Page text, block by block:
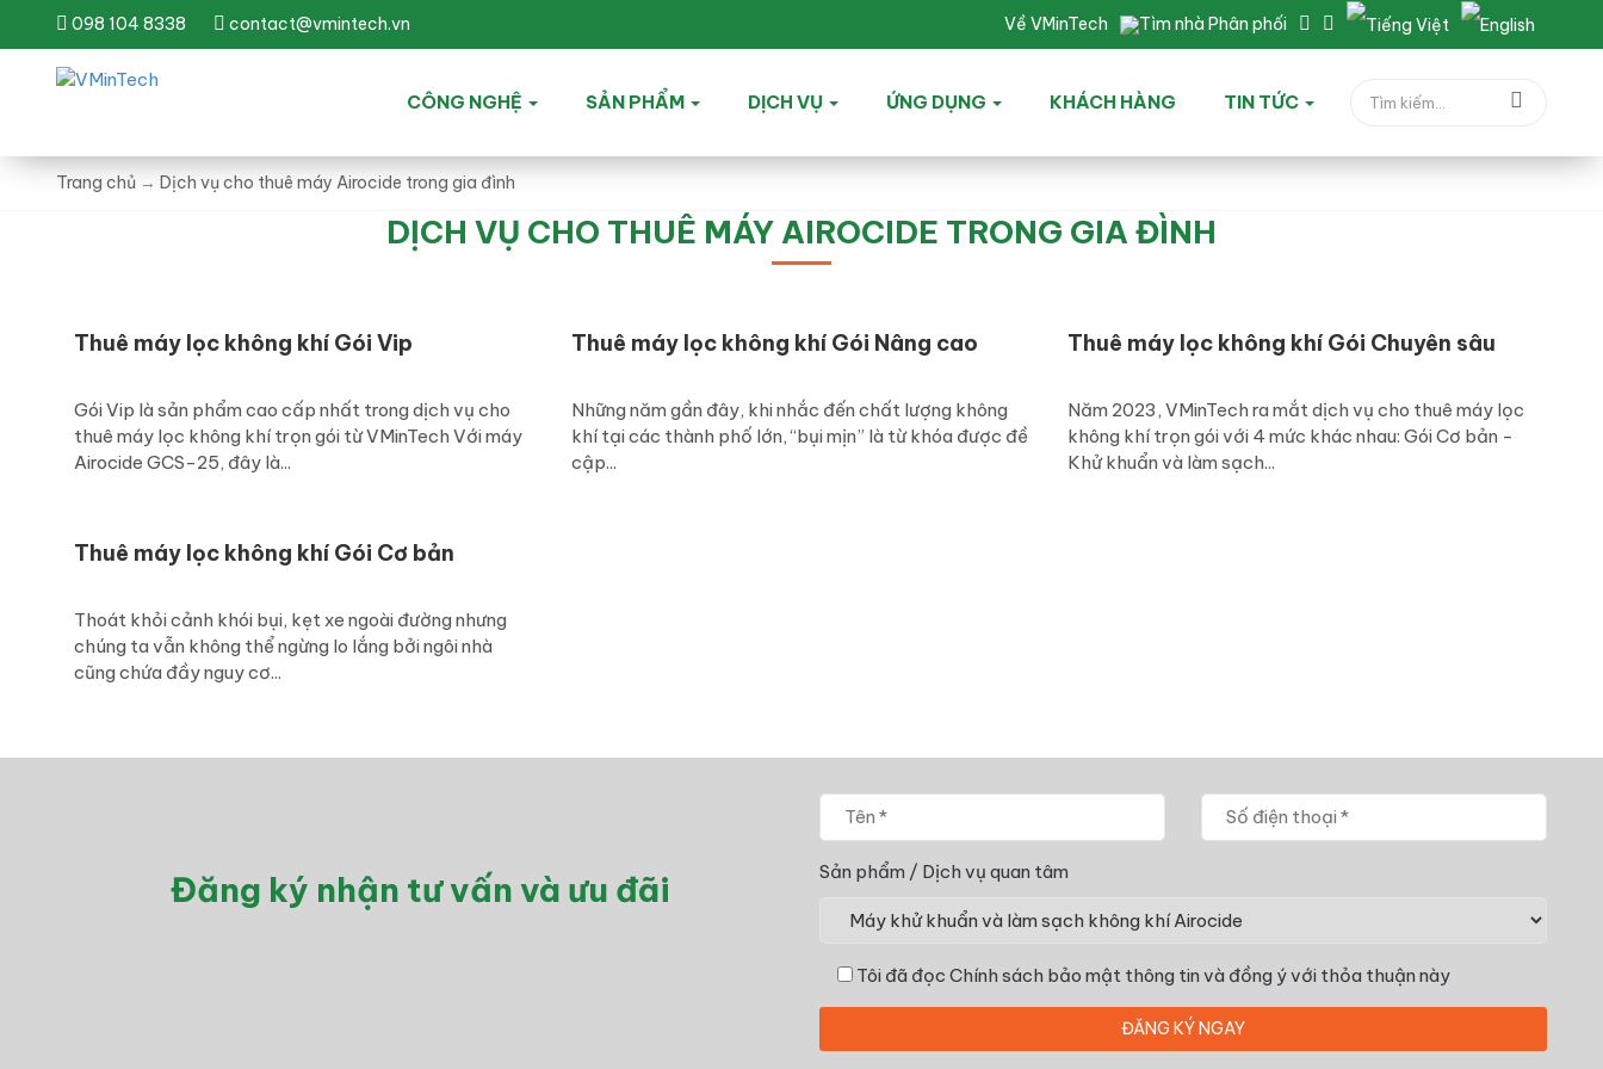
098 104 8338 contact@vmintech.vn Về VMinTech Tìm nhà Phân phối
CÔNG NGHỆ SẢN PHẨM DỊCH VỤ ỨNG DỤNG KHÁCH HÀNG TIN TỨC
Trang chủ → Dịch vụ cho thuê máy Airocide trong gia đình
DỊCH VỤ CHO THUÊ MÁY AIROCIDE TRONG GIA ĐÌNH
Thuê máy lọc không khí Gói Vip
Gói Vip là sản phẩm cao cấp nhất trong dịch vụ cho
thuê máy lọc không khí trọn gói từ VMinTech Với máy
Airocide GCS-25, đây là...
Thuê máy lọc không khí Gói Nâng cao
Những năm gần đây, khi nhắc đến chất lượng không
khí tại các thành phố lớn, “bụi mịn” là từ khóa được đề
cập...
Thuê máy lọc không khí Gói Chuyên sâu
Năm 2023, VMinTech ra mắt dịch vụ cho thuê máy lọc
không khí trọn gói với 4 mức khác nhau: Gói Cơ bản -
Khử khuẩn và làm sạch...
Thuê máy lọc không khí Gói Cơ bản
Thoát khỏi cảnh khói bụi, kẹt xe ngoài đường nhưng
chúng ta vẫn không thể ngừng lo lắng bởi ngôi nhà
cũng chứa đầy nguy cơ...
Đăng ký nhận tư vấn và ưu đãi Sản phẩm / Dịch vụ quan tâm
Tôi đã đọc Chính sách bảo mật thông tin và đồng ý với thỏa thuận này